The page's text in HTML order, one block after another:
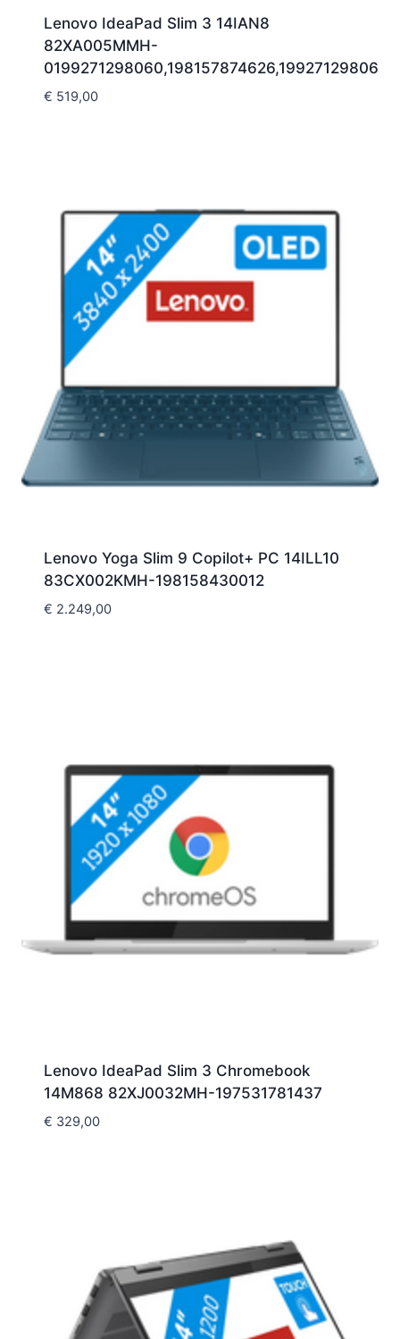
Lenovo IdeaPad Slim 3 14IAN8
82XA005MMH-
0199271298060,198157874626,199271298060
€ 519,00
Lenovo Yoga Slim 9 Copilot+ PC 14ILL10
83CX002KMH-198158430012
€ 2.249,00
Lenovo IdeaPad Slim 3 Chromebook
14M868 82XJ0032MH-197531781437
€ 329,00